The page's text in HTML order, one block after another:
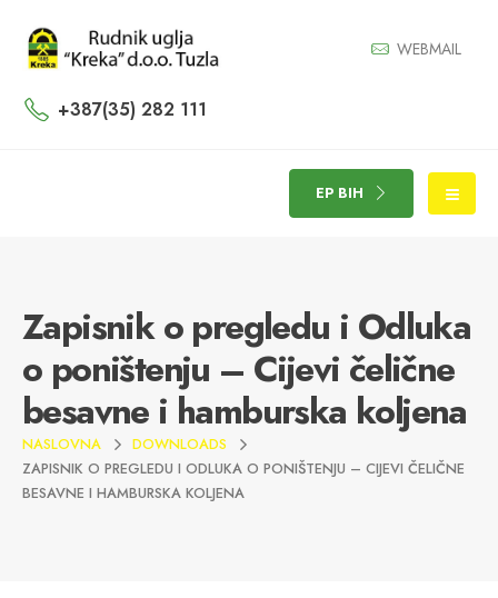
WEBMAIL
+387(35) 282 111
EP BIH
Zapisnik o pregledu i Odluka
o poništenju – Cijevi čelične
besavne i hamburska koljena
NASLOVNA
DOWNLOADS
ZAPISNIK O PREGLEDU I ODLUKA O PONIŠTENJU – CIJEVI ČELIČNE
BESAVNE I HAMBURSKA KOLJENA